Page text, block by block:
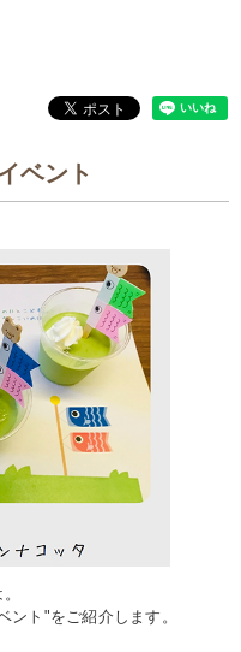
ベント
ント"をご紹介します。